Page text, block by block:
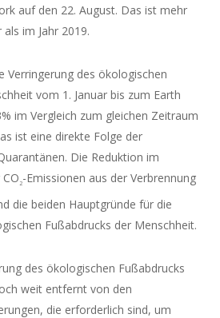
auf den 22. August. Das ist mehr
im Jahr 2019.
Verringerung des ökologischen
vom 1. Januar bis zum Earth
im Vergleich zum gleichen Zeitraum
ist eine direkte Folge der
Die Reduktion im
2-Emissionen aus der Verbrennung
die beiden Hauptgründe für die
Fußabdrucks der Menschheit.
des ökologischen Fußabdrucks
weit entfernt von den
die erforderlich sind, um